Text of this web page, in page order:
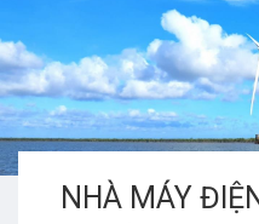
NHÀ MÁY